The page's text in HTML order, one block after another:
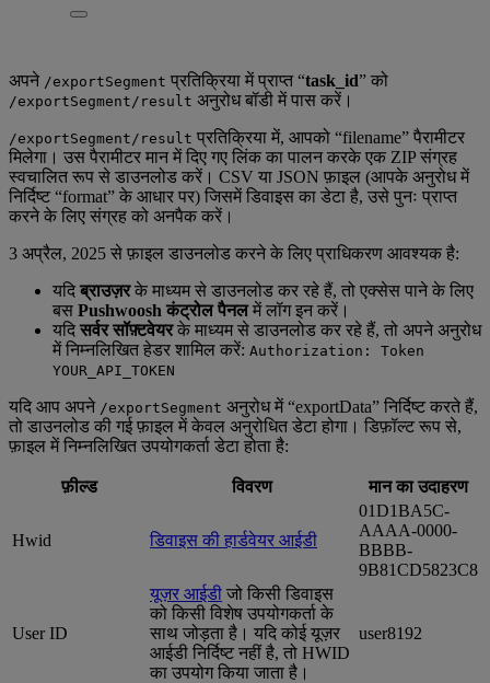
अपने /exportSegment प्रतिक्रिया में प्राप्त “task_id” को
/exportSegment/result अनुरोध बॉडी में पास करें।
/exportSegment/result प्रतिक्रिया में, आपको “filename” पैरामीटर
मिलेगा। उस पैरामीटर मान में दिए गए लिंक का पालन करके एक ZIP संग्रह
स्वचालित रूप से डाउनलोड करें। CSV या JSON फ़ाइल (आपके अनुरोध में
निर्दिष्ट “format” के आधार पर) जिसमें डिवाइस का डेटा है, उसे पुनः प्राप्त
करने के लिए संग्रह को अनपैक करें।
3 अप्रैल, 2025 से फ़ाइल डाउनलोड करने के लिए प्राधिकरण आवश्यक है:
यदि ब्राउज़रके माध्यम से डाउनलोड कर रहे हैं, तो एक्सेस पाने के लिए
बस Pushwoosh कंट्रोल पैनलमें लॉग इन करें।
यदि सर्वर सॉफ़्टवेयरके माध्यम से डाउनलोड कर रहे हैं, तो अपने अनुरोध
में निम्नलिखित हेडर शामिल करें: Authorization: Token
YOUR_API_TOKEN
यदि आप अपने /exportSegment अनुरोध में “exportData” निर्दिष्ट करते हैं,
तो डाउनलोड की गई फ़ाइल में केवल अनुरोधित डेटा होगा। डिफ़ॉल्ट रूप से,
फ़ाइल में निम्नलिखित उपयोगकर्ता डेटा होता है:
फ़ील्ड विवरण मान का उदाहरण
Hwid डिवाइस की हार्डवेयर आईडी
01D1BA5C-
AAAA-0000-
BBBB-
9B81CD5823C8
User ID
यूज़र आईडी जो किसी डिवाइस
को किसी विशेष उपयोगकर्ता के
साथ जोड़ता है। यदि कोई यूज़र
आईडी निर्दिष्ट नहीं है, तो HWID
का उपयोग किया जाता है।
user8192